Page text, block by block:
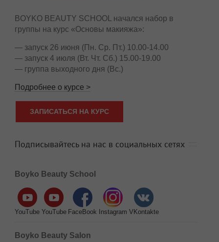
BOYKO BEAUTY SCHOOL начался набор в
группы на курс «Основы макияжа»:
— запуск 26 июня (Пн. Ср. Пт.) 10.00-14.00
— запуск 4 июля (Вт. Чт. Сб.) 15.00-19.00
— группа выходного дня (Вс.)
Подробнее о курсе >
ЗАПИСАТЬСЯ НА КУРС
Подписывайтесь на нас в социальных сетях
Boyko Beauty School
YouTube YouTube FaceBook Instagram VKontakte
Boyko Beauty Salon